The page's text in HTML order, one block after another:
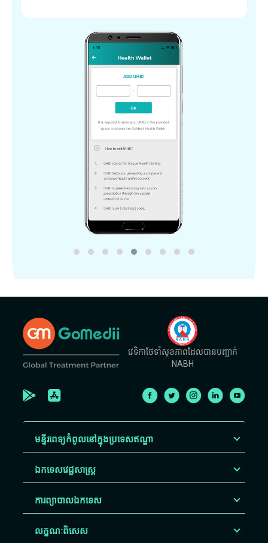
វេទិកាថែទាំសុខភាពដែលបានបញ្ជាក់
NABH
មន្ទីរពេទ្យកំពូលនៅក្នុងប្រទេសឥណ្ឌា
ឯកទេសវេជ្ជសាស្ត្រ
ការព្យាបាលឯកទេស
លក្ខណៈពិសេស